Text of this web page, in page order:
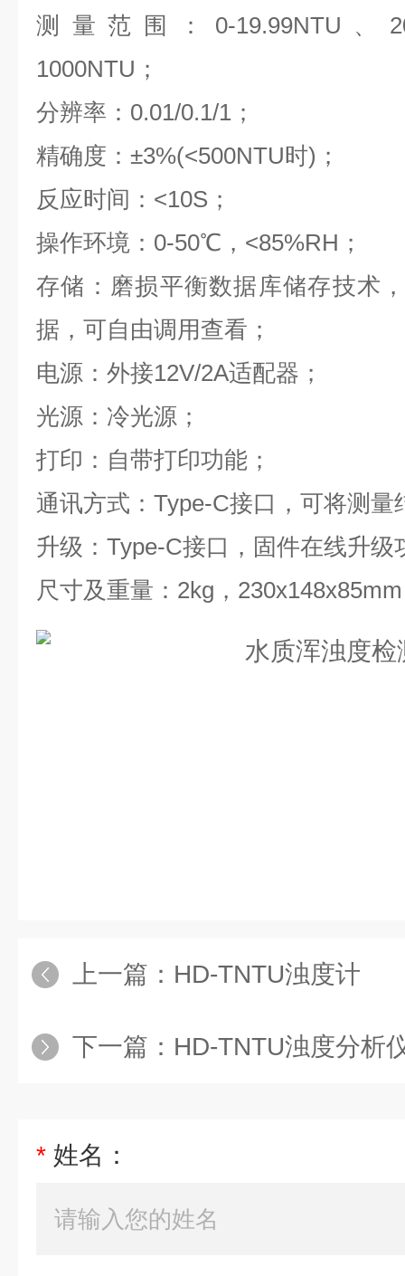
测量范围：0-19.99NTU、
1000NTU；
分辨率：0.01/0.1/1；
精确度：±3%(<500NTU时)；
反应时间：<10S；
操作环境：0-50℃，<85%RH；
存储：磨损平衡数据库储存技术
据，可自由调用查看；
电源：外接12V/2A适配器；
光源：冷光源；
打印：自带打印功能；
通讯方式：Type-C接口，可将测量
升级：Type-C接口，固件在线升级
尺寸及重量：2kg，230x148x85mm
上一篇： HD-TNTU浊度计
下一篇： HD-TNTU浊度分析
* 姓名：